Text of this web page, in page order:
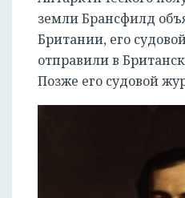
земли Брансфилд
Британии, его
отправили в
Позже его судовой